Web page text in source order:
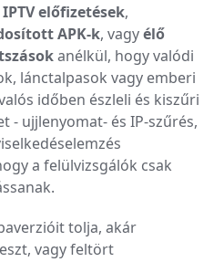
IPTV előfizetések,
APK-k, vagyélő
anélkül, hogy valódi
lánctalpasok vagy emberi
időben észleli és kiszűri
- ujjlenyomat- és IP-szűrés,
a felülvizsgálók csak
tolja, akár
vagy feltört